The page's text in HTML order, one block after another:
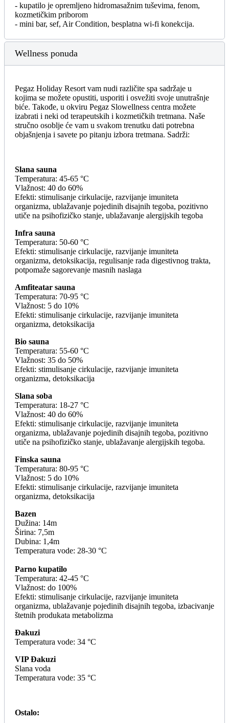
- kupatilo je opremljeno hidromasažnim tuševima, fenom,
kozmetičkim priborom
- mini bar, sef, Air Condition, besplatna wi-fi konekcija.
Wellness ponuda
Pegaz Holiday Resort vam nudi različite spa sadržaje u
kojima se možete opustiti, usporiti i osvežiti svoje unutrašnje
biće. Takođe, u okviru Pegaz Slowellness centra možete
izabrati i neki od terapeutskih i kozmetičkih tretmana. Naše
stručno osoblje će vam u svakom trenutku dati potrebna
objašnjenja i savete po pitanju izbora tretmana. Sadrži:
Slana sauna
Temperatura: 45-65 °C
Vlažnost: 40 do 60%
Efekti: stimulisanje cirkulacije, razvijanje imuniteta
organizma, ublažavanje pojedinih disajnih tegoba, pozitivno
utiče na psihofizičko stanje, ublažavanje alergijskih tegoba
Infra sauna
Temperatura: 50-60 °C
Efekti: stimulisanje cirkulacije, razvijanje imuniteta
organizma, detoksikacija, regulisanje rada digestivnog trakta,
potpomaže sagorevanje masnih naslaga
Amfiteatar sauna
Temperatura: 70-95 °C
Vlažnost: 5 do 10%
Efekti: stimulisanje cirkulacije, razvijanje imuniteta
organizma, detoksikacija
Bio sauna
Temperatura: 55-60 °C
Vlažnost: 35 do 50%
Efekti: stimulisanje cirkulacije, razvijanje imuniteta
organizma, detoksikacija
Slana soba
Temperatura: 18-27 °C
Vlažnost: 40 do 60%
Efekti: stimulisanje cirkulacije, razvijanje imuniteta
organizma, ublažavanje pojedinih disajnih tegoba, pozitivno
utiče na psihofizičko stanje, ublažavanje alergijskih tegoba.
Finska sauna
Temperatura: 80-95 °C
Vlažnost: 5 do 10%
Efekti: stimulisanje cirkulacije, razvijanje imuniteta
organizma, detoksikacija
Bazen
Dužina: 14m
Širina: 7,5m
Dubina: 1,4m
Temperatura vode: 28-30 °C
Parno kupatilo
Temperatura: 42-45 °C
Vlažnost: do 100%
Efekti: stimulisanje cirkulacije, razvijanje imuniteta
organizma, ublažavanje pojedinih disajnih tegoba, izbacivanje
štetnih produkata metabolizma
Đakuzi
Temperatura vode: 34 °C
VIP Đakuzi
Slana voda
Temperatura vode: 35 °C
Ostalo: